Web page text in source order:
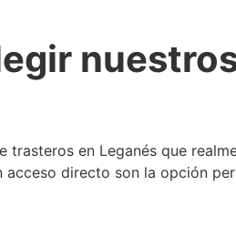
trasteros en Leganés que
acceso directo son la opción